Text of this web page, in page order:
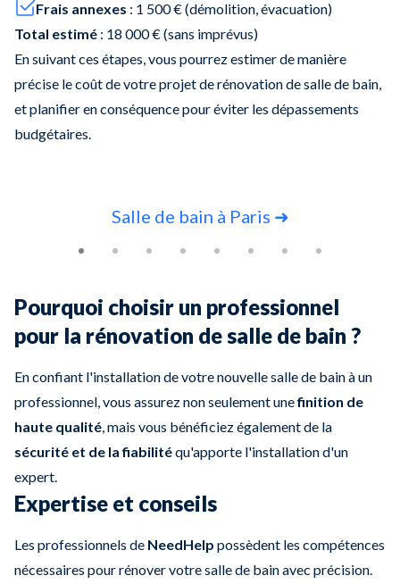
Frais annexes : 1 500 € (démolition, évacuation)
Total estimé : 18 000 € (sans imprévus)
En suivant ces étapes, vous pourrez estimer de manière
précise le coût de votre projet de rénovation de salle de bain,
et planifier en conséquence pour éviter les dépassements
budgétaires.
Salle de bain à Paris ➜
Pourquoi choisir un professionnel
pour la rénovation de salle de bain ?
En confiant l'installation de votre nouvelle salle de bain à un
professionnel, vous assurez non seulement unefinition de
haute qualité, mais vous bénéficiez également de la
sécurité et de la fiabilitéqu'apporte l'installation d'un
expert.
Expertise et conseils
Les professionnels de NeedHelp possèdent les compétences
nécessaires pour rénover votre salle de bainavec précision.